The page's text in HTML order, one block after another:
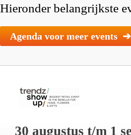
Hieronder belangrijkste
Agenda voor meer events ➔
30 augustus t/m 1